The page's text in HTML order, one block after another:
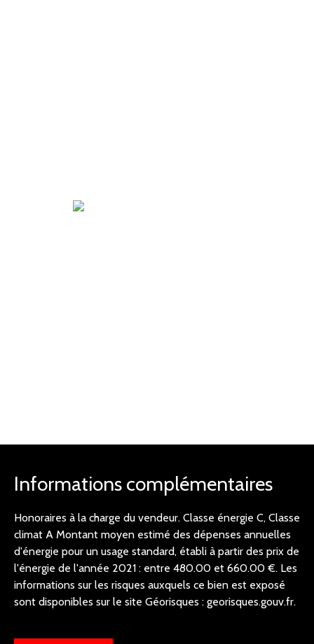
Informations complémentaires
Honoraires à la charge du vendeur. Classe énergie C, Classe
climat A Montant moyen estimé des dépenses annuelles
d'énergie pour un usage standard, établi à partir des prix de
l'énergie de l'année 2021 : entre 480.00 et 660.00 €. Les
informations sur les risques auxquels ce bien est exposé
sont disponibles sur le site Géorisques : georisques.gouv.fr.